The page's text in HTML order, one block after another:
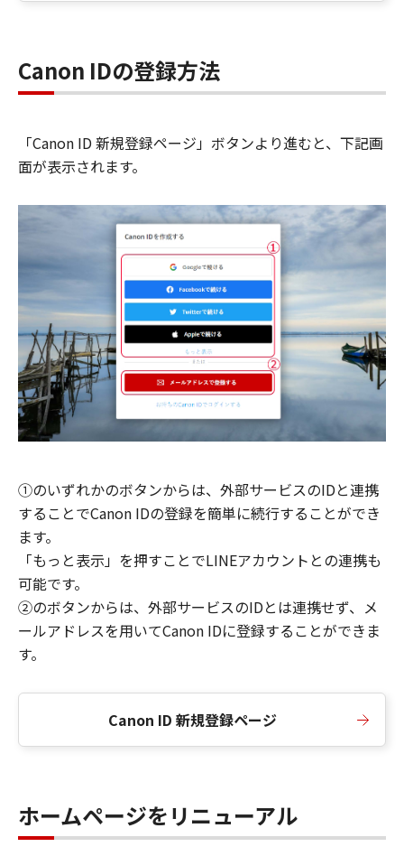
Canon IDの登録方法
「Canon ID 新規登録ページ」ボタンより進むと、下記画
面が表示されます。
①のいずれかのボタンからは、外部サービスのIDと連携
することでCanon IDの登録を簡単に続行することができ
ます。
「もっと表示」を押すことでLINEアカウントとの連携も
可能です。
②のボタンからは、外部サービスのIDとは連携せず、メ
ールアドレスを用いてCanon IDに登録することができま
す。
Canon ID 新規登録ページ
ホームページをリニューアル